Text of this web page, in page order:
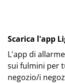
Scarica l'app
L'app di
sui fulmini per
negozio/i